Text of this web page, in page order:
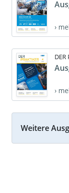
›
DER
›
Weitere